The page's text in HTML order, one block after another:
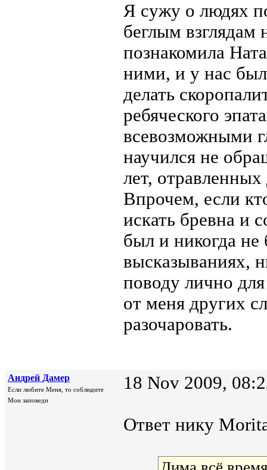
Я сужу о людях
беглым
познакомила
ними, и у нас
делать
ребяческого
всевозможными
научился не
лет,
Впрочем, если
искать бревна и
был и никогда не
высказываниях,
поводу лично
от меня других
разочаровать.
Андрей Дамер
Если любите Меня, то соблюдите
Мои заповеди
18 Nov 2009,
Ответ нику